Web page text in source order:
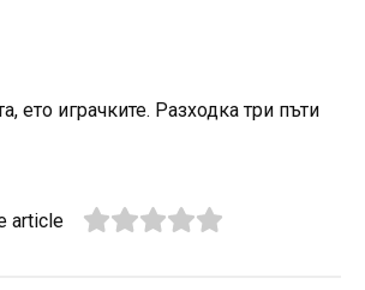
ето играчките. Разходка три пъти
article